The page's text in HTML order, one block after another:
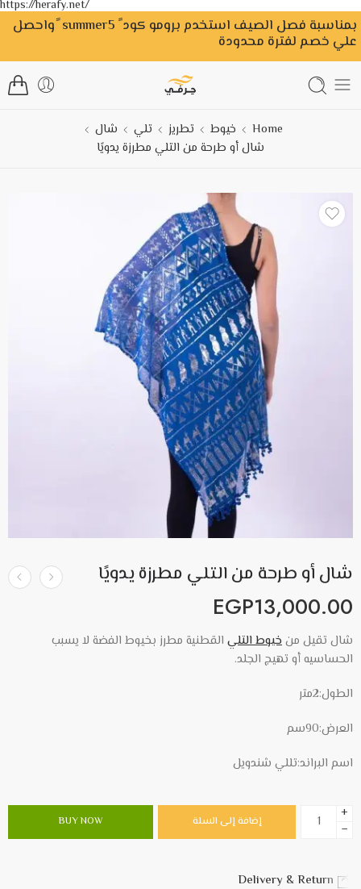
https://herafy.net/
بمناسبة فصل الصيف استخدم برومو كود ً summer5 ًواحصل
علي خصم لفترة محدودة
Home خيوط تطريز تلي
شال
شال أو طرحة من التلي مطرزة يدويًا
شال أو طرحة من التلي مطرزة يدويًا
EGP13,000.00
شال تقيل منخيوط التلي القطنية مطرز بخيوط الفضة لا يسبب
الحساسيه أو تهيج الجلد.
الطول:2متر
العرض:90سم
اسم البراند:تللي شندويل
+
−
إضافة إلى السلة BUY NOW